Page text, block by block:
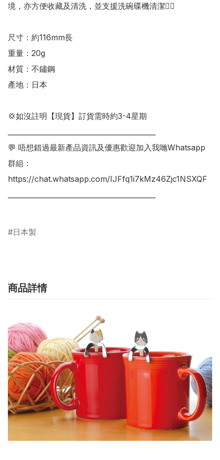
境，亦方便收藏及清洗，並支援洗碗碟機清潔👍🏻
尺寸：約116mm長
重量：20g
材質：不鏽鋼
產地：日本
💢如沒註明【現貨】訂貨需時約3-4星期
💬 唔想錯過最新產品資訊及優惠歡迎加入我哋Whatsapp
群組：
https://chat.whatsapp.com/IJFfq1i7kMz46Zjc1NSXQF
日本製
商品詳情